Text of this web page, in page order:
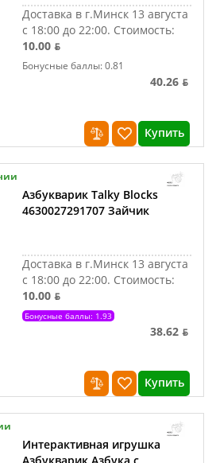
Доставка в г.Минск 13 августа
с 18:00 до 22:00. Стоимость:
10.00 ƃ
Бонусные баллы: 0.81
40.26 ƃ
Купить
Азбукварик Talky Blocks
4630027291707 Зайчик
Доставка в г.Минск 13 августа
с 18:00 до 22:00. Стоимость:
10.00 ƃ
Бонусные баллы: 1.93
38.62 ƃ
Купить
Интерактивная игрушка